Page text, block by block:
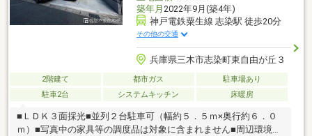
築年月 2022年9月(築4年)
神戸電鉄粟生線 志染駅 徒歩20分
その他の交通
兵庫県三木市志染町東自由が丘３
2階建て 都市ガス
駐車場あり
駐車2台
システムキッチン 床暖房
■ＬＤＫ３面採光■並列２台駐車可（幅約５．５ｍ×奥行約６．０
ｍ）■写真中の家具等の調度品は対象に含まれません■周辺環境・